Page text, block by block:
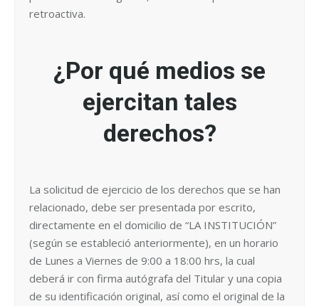
retroactiva.
¿Por qué medios se
ejercitan tales
derechos?
La solicitud de ejercicio de los derechos que se han
relacionado, debe ser presentada por escrito,
directamente en el domicilio de “LA INSTITUCIÓN”
(según se estableció anteriormente), en un horario
de Lunes a Viernes de 9:00 a 18:00 hrs, la cual
deberá ir con firma autógrafa del Titular y una copia
de su identificación original, así como el original de la